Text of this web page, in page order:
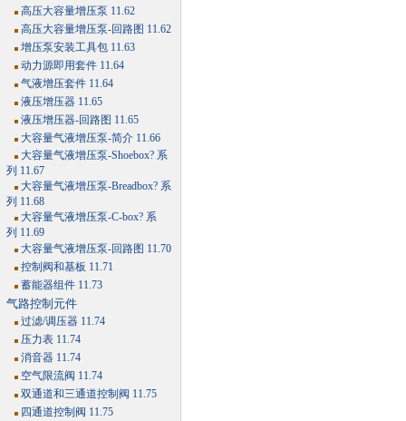
高压大容量增压泵 11.62
高压大容量增压泵-回路图 11.62
增压泵安装工具包 11.63
动力源即用套件 11.64
气液增压套件 11.64
液压增压器 11.65
液压增压器-回路图 11.65
大容量气液增压泵-简介 11.66
大容量气液增压泵-Shoebox? 系
列 11.67
大容量气液增压泵-Breadbox? 系
列 11.68
大容量气液增压泵-C-box? 系
列 11.69
大容量气液增压泵-回路图 11.70
控制阀和基板 11.71
蓄能器组件 11.73
气路控制元件
过滤/调压器 11.74
压力表 11.74
消音器 11.74
空气限流阀 11.74
双通道和三通道控制阀 11.75
四通道控制阀 11.75